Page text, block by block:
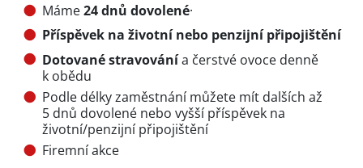
Máme24 dnů dovolené·
Příspěvek na životní nebo penzijní připojištění
Dotované stravovánía čerstvé ovoce denně
k obědu
Podle délky zaměstnání můžete mít dalších až
5 dnů dovolené nebo vyšší příspěvek na
životní/penzijní připojištění
Firemní akce